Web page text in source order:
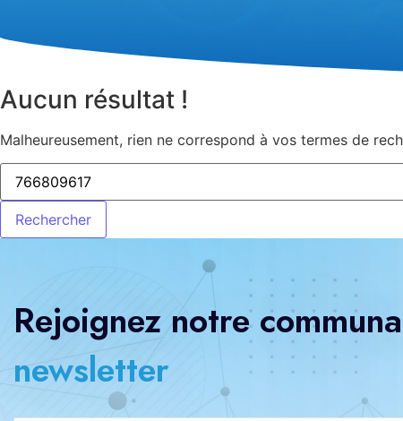
Aucun résultat !
Malheureusement, rien ne correspond à vos termes de
Rejoignez notre
newsletter